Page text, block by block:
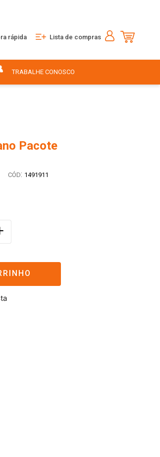
rápida Lista de compras
TRABALHE CONOSCO
Pacote
: 1491911